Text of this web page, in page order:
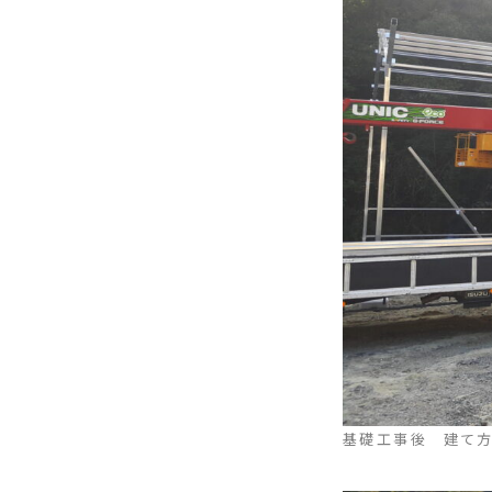
基礎工事後 建て方